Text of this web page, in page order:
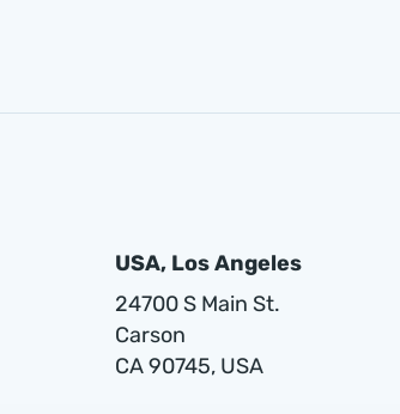
USA, Los Angeles
24700 S Main St.
Carson
CA 90745, USA